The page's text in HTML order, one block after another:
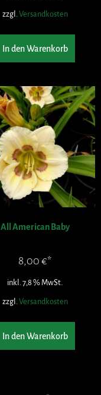
zzgl. Versandkosten
In den Warenkorb
All American Baby
8,00 €
inkl. 7,8 % MwSt.
zzgl.Versandkosten
In den Warenkorb